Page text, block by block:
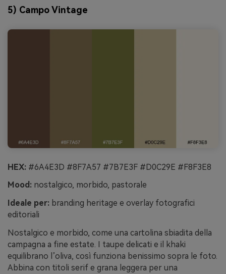
5) Campo Vintage
HEX: #6A4E3D #8F7A57 #7B7E3F #D0C29E #F8F3E8
Mood: nostalgico, morbido, pastorale
Ideale per: branding heritage e overlay fotografici
editoriali
Nostalgico e morbido, come una cartolina sbiadita della
campagna a fine estate. I taupe delicati e il khaki
equilibrano l’oliva, così funziona benissimo sopra le foto.
Abbina con titoli serif e grana leggera per una